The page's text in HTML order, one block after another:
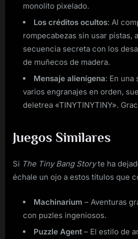
monolito pixelado.
Los créditos ocultos: Al
rompecabezas sin usar pistas,
secuencia secreta con los
de muñecos de madera.
Mensaje alienígena: En una
varios engranajes en orden,
deletrea «TINYTINYTINY».
Juegos Similares
Si The Tiny Bang Storyte ha
échale un ojo a estos títulos que
Machinarium – Aventuras
con puzles ingeniosos.
Puzzle Agent – El estilo de